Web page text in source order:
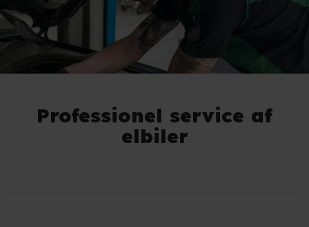
Professionel service af
elbiler